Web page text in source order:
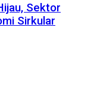
Sektor
Sirkular